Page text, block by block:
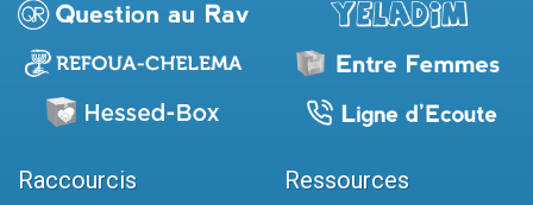
Raccourcis Ressources